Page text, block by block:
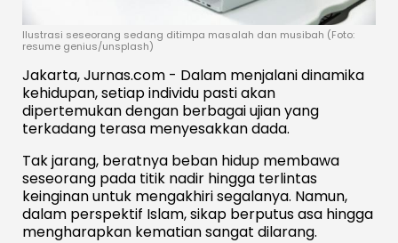
Ilustrasi seseorang sedang ditimpa masalah dan musibah (Foto:
resume genius/unsplash)
Jakarta, Jurnas.com - Dalam menjalani dinamika
kehidupan, setiap individu pasti akan
dipertemukan dengan berbagai ujian yang
terkadang terasa menyesakkan dada.
Tak jarang, beratnya beban hidup membawa
seseorang pada titik nadir hingga terlintas
keinginan untuk mengakhiri segalanya. Namun,
dalam perspektif Islam, sikap berputus asa hingga
mengharapkan kematian sangat dilarang.